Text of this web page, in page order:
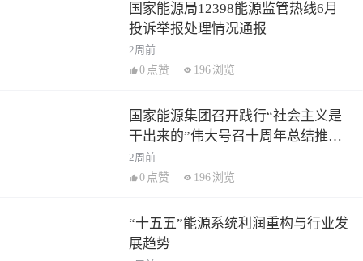
国家能源局12398能源监管热线6月
投诉举报处理情况通报
2周前
0 点赞 196 浏览
国家能源集团召开践行“社会主义是
干出来的”伟大号召十周年总结推进
会
2周前
0 点赞 196 浏览
“十五五”能源系统利润重构与行业发
展趋势